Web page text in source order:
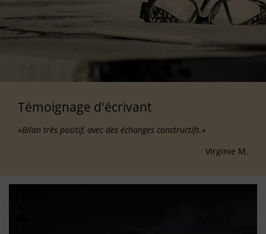
Témoignage d'écrivant
«Bilan très positif, avec des échanges constructifs.»
Virginie M.